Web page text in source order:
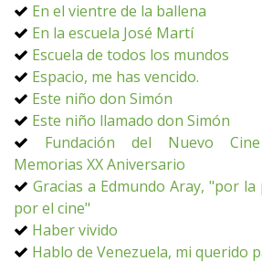
En el vientre de la ballena
En la escuela José Martí
Escuela de todos los mundos
Espacio, me has vencido.
Este niño don Simón
Este niño llamado don Simón
Fundación del Nuevo Cine
Memorias XX Aniversario
Gracias a Edmundo Aray, "por
por el cine"
Haber vivido
Hablo de Venezuela, mi querido